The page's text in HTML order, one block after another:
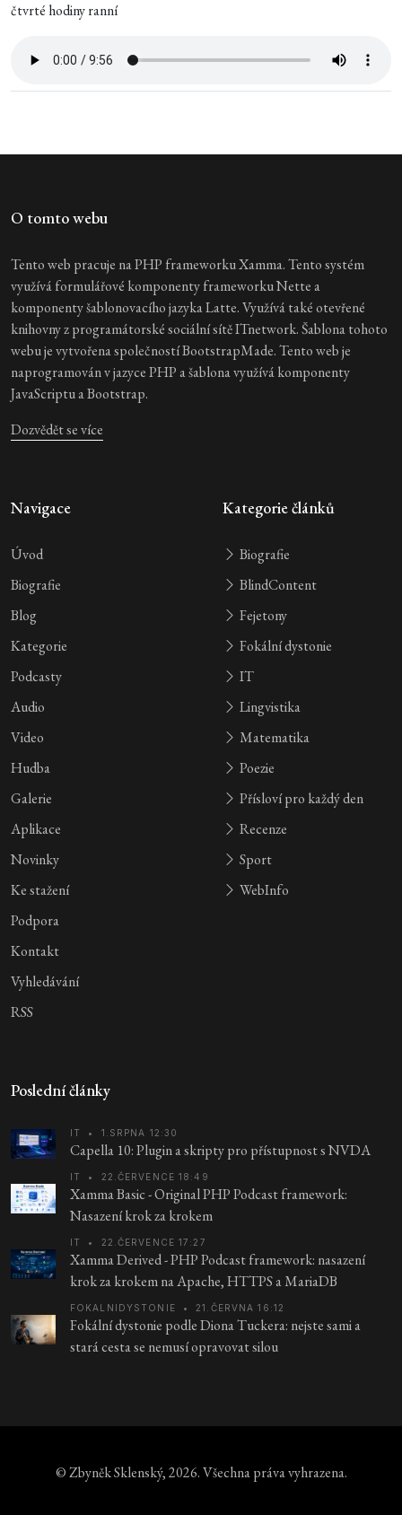
čtvrté hodiny ranní
O tomto webu
Tento web pracuje na PHP frameworku Xamma. Tento systém
využívá formulářové komponenty frameworku Nette a
komponenty šablonovacího jazyka Latte. Využívá také otevřené
knihovny z programátorské sociální sítě ITnetwork. Šablona tohoto
webu je vytvořena společností BootstrapMade. Tento web je
naprogramován v jazyce PHP a šablona využívá komponenty
JavaScriptu a Bootstrap.
Dozvědět se více
Navigace
Úvod
Biografie
Blog
Kategorie
Podcasty
Audio
Video
Hudba
Galerie
Aplikace
Novinky
Ke stažení
Podpora
Kontakt
Vyhledávání
RSS
Kategorie článků
Biografie
BlindContent
Fejetony
Fokální dystonie
IT
Lingvistika
Matematika
Poezie
Přísloví pro každý den
Recenze
Sport
WebInfo
Poslední články
IT • 1.SRPNA 12:30
Capella 10: Plugin a skripty pro přístupnost s NVDA
IT • 22.ČERVENCE 18:49
Xamma Basic - Original PHP Podcast framework:
Nasazení krok za krokem
IT • 22.ČERVENCE 17:27
Xamma Derived - PHP Podcast framework: nasazení
krok za krokem na Apache, HTTPS a MariaDB
FOKALNIDYSTONIE • 21.ČERVNA 16:12
Fokální dystonie podle Diona Tuckera: nejste sami a
stará cesta se nemusí opravovat silou
© Zbyněk Sklenský, 2026. Všechna práva vyhrazena.